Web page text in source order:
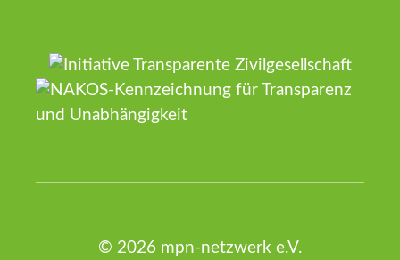
© 2026 mpn-netzwerk e.V.